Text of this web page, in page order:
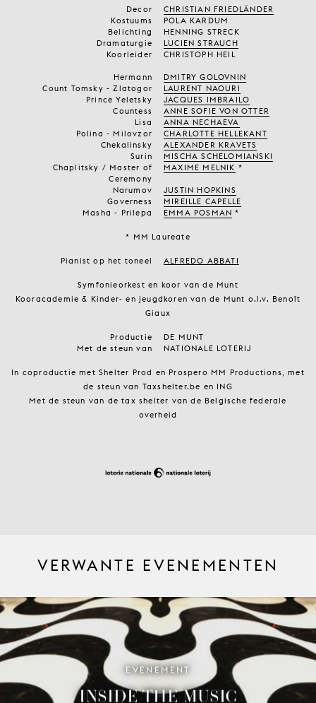
Decor
CHRISTIAN FRIEDLÄNDER
Kostuums
POLA KARDUM
Belichting
HENNING STRECK
Dramaturgie
LUCIEN STRAUCH
Koorleider
CHRISTOPH HEIL
Hermann
DMITRY GOLOVNIN
Count Tomsky - Zlatogor
LAURENT NAOURI
Prince Yeletsky
JACQUES IMBRAILO
Countess
ANNE SOFIE VON OTTER
Lisa
ANNA NECHAEVA
Polina - Milovzor
CHARLOTTE HELLEKANT
Chekalinsky
ALEXANDER KRAVETS
Surin
MISCHA SCHELOMIANSKI
Chaplitsky / Master of
Ceremony
MAXIME MELNIK *
Narumov
JUSTIN HOPKINS
Governess
MIREILLE CAPELLE
Masha - Prilepa
EMMA POSMAN *
* MM Laureate
Pianist op het toneel ALFREDO ABBATI
Symfonieorkest en koor van de Munt
Kooracademie & Kinder- en jeugdkoren van de Munt o.l.v. Benoît
Giaux
Productie
DE MUNT
Met de steun van
NATIONALE LOTERIJ
In coproductie met Shelter Prod en Prospero MM Productions, met
de steun van Taxshelter.be en ING
Met de steun van de tax shelter van de Belgische federale
overheid
VERWANTE EVENEMENTEN
EVENEMENT
INSIDE THE MUSIC